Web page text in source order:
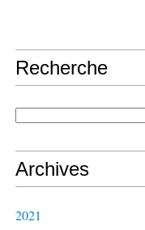
Recherche
Archives
2021